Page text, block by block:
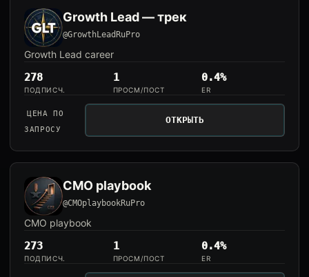
Growth Lead — трек
@GrowthLeadRuPro
Growth Lead career
278
ПОДПИСЧ.
1
ПРОСМ/ПОСТ
0.4%
ER
ЦЕНА ПО
ЗАПРОСУ
ОТКРЫТЬ
CMO playbook
@CMOplaybookRuPro
CMO playbook
273
ПОДПИСЧ.
1
ПРОСМ/ПОСТ
0.4%
ER